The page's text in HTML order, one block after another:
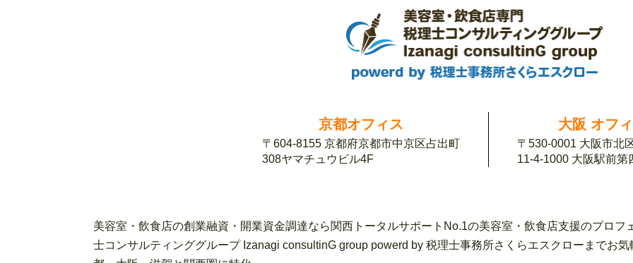
京都オフィス
〒604-8155 京都府京都市中京区占出町
308ヤマチュウビル4F
大阪 オフ
〒530-0001 大阪市北
11-4-1000 大阪駅前第
美容室・飲食店の創業融資・開業資金調達なら関西トータルサポートNo.1の美容室・飲食店支援のプロ
士コンサルティンググループ Izanagi consultinG group powerd by 税理士事務所さくらエスクローまでお